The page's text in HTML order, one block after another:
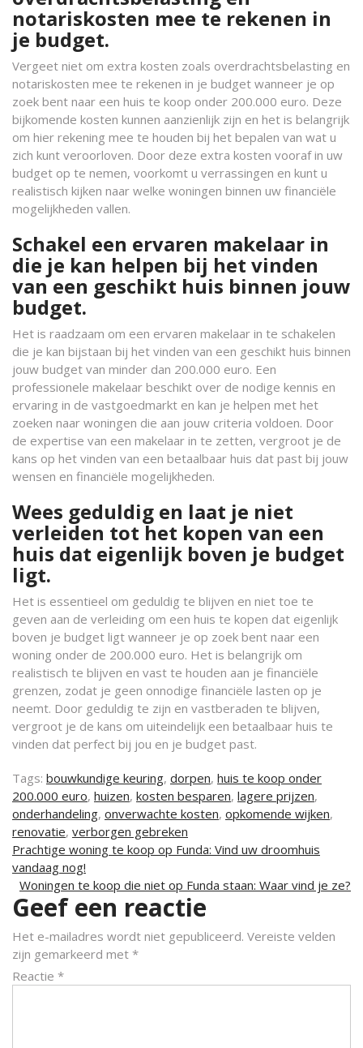
notariskosten mee te rekenen in
je budget.
Vergeet niet om extra kosten zoals overdrachtsbelasting en
notariskosten mee te rekenen in je budget wanneer je op
zoek bent naar een huis te koop onder 200.000 euro. Deze
bijkomende kosten kunnen aanzienlijk zijn en het is belangrijk
om hier rekening mee te houden bij het bepalen van wat u
zich kunt veroorloven. Door deze extra kosten vooraf in uw
budget op te nemen, voorkomt u verrassingen en kunt u
realistisch kijken naar welke woningen binnen uw financiële
mogelijkheden vallen.
Schakel een ervaren makelaar in
die je kan helpen bij het vinden
van een geschikt huis binnen jouw
budget.
Het is raadzaam om een ervaren makelaar in te schakelen
die je kan bijstaan bij het vinden van een geschikt huis binnen
jouw budget van minder dan 200.000 euro. Een
professionele makelaar beschikt over de nodige kennis en
ervaring in de vastgoedmarkt en kan je helpen met het
zoeken naar woningen die aan jouw criteria voldoen. Door
de expertise van een makelaar in te zetten, vergroot je de
kans op het vinden van een betaalbaar huis dat past bij jouw
wensen en financiële mogelijkheden.
Wees geduldig en laat je niet
verleiden tot het kopen van een
huis dat eigenlijk boven je budget
ligt.
Het is essentieel om geduldig te blijven en niet toe te
geven aan de verleiding om een huis te kopen dat eigenlijk
boven je budget ligt wanneer je op zoek bent naar een
woning onder de 200.000 euro. Het is belangrijk om
realistisch te blijven en vast te houden aan je financiële
grenzen, zodat je geen onnodige financiële lasten op je
neemt. Door geduldig te zijn en vastberaden te blijven,
vergroot je de kans om uiteindelijk een betaalbaar huis te
vinden dat perfect bij jou en je budget past.
Tags: bouwkundige keuring, dorpen, huis te koop onder
200.000 euro, huizen, kosten besparen, lagere prijzen,
onderhandeling, onverwachte kosten, opkomende wijken,
renovatie, verborgen gebreken
Berichtnavigatie
Prachtige woning te koop op Funda: Vind uw droomhuis
vandaag nog!
Woningen te koop die niet op Funda staan: Waar vind je ze?
Geef een reactie
Het e-mailadres wordt niet gepubliceerd. Vereiste velden
zijn gemarkeerd met *
Reactie *